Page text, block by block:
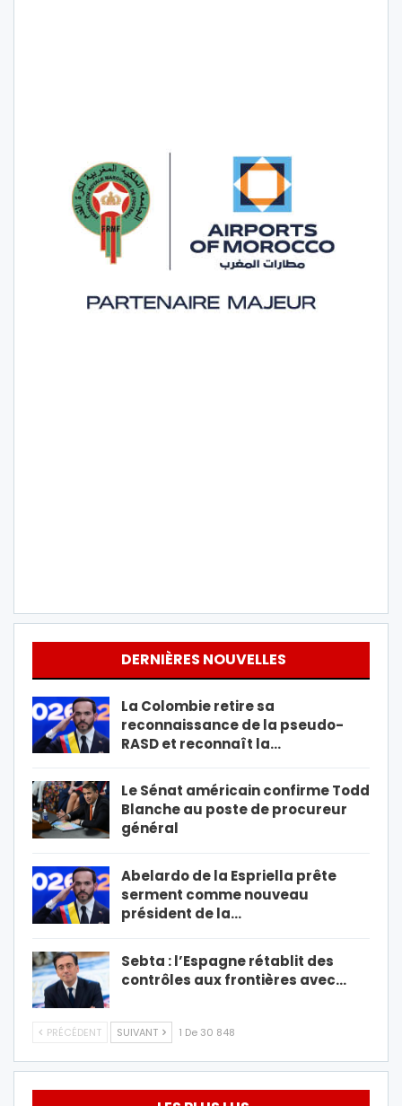
DERNIÈRES NOUVELLES
La Colombie retire sa
reconnaissance de la pseudo-
RASD et reconnaît la…
Le Sénat américain confirme Todd
Blanche au poste de procureur
général
Abelardo de la Espriella prête
serment comme nouveau
président de la…
Sebta : l’Espagne rétablit des
contrôles aux frontières avec…
PRÉCÉDENT SUIVANT 1 De 30 848